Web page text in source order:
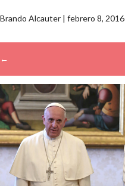
Brando Alcauter | febrero 8, 2016
←
→